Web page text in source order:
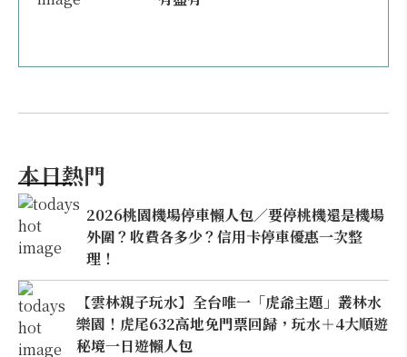
本日熱門
2026桃園機場停車懶人包／要停桃機還是機場
外圍？收費各多少？信用卡停車優惠一次整
理！
【雲林親子玩水】全台唯一「虎爺主題」叢林水
樂園！虎尾632高地免門票回歸，玩水＋4大順遊
秘境一日遊懶人包